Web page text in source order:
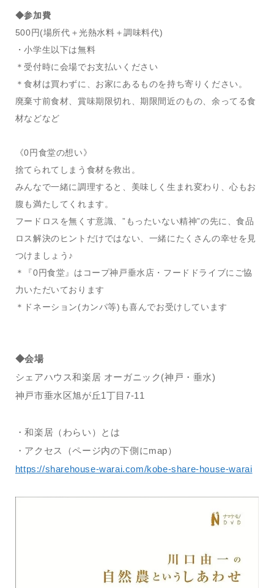
◆参加費
500円(場所代＋光熱水料＋調味料代)
・小学生以下は無料
＊受付時に会場でお支払いください
＊食材は買わずに、お家にあるものを持ち寄りください。
廃棄寸前食材、賞味期限切れ、期限間近のもの、余ってる食
材などなど
《0円食堂の想い》
捨てられてしまう食材を救出。
みんなで一緒に調理すると、美味しく生まれ変わり、心もお
腹も満たしてくれます。
フードロスを無くす意識、”もったいない精神”の先に、食品
ロス解決のヒントだけではない、一緒にたくさんの幸せを見
つけましょう♪
＊『0円食堂』はコープ神戸垂水店・フードドライブにご協
力いただいております
＊ドネーション(カンパ等)も喜んでお受けしています
◆会場
シェアハウス和楽居 オーガニック(神戸・垂水)
神戸市垂水区旭が丘1丁目7-11
・和楽居（わらい）とは
・アクセス（ページ内の下側にmap）
https://sharehouse-warai.com/kobe-share-house-warai